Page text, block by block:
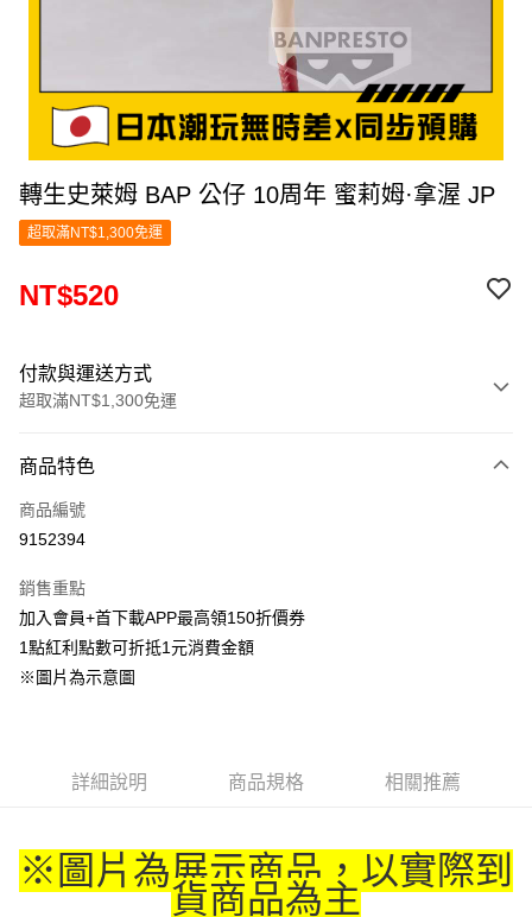
轉生史萊姆 BAP 公仔 10周年 蜜莉姆·拿渥 JP
超取滿NT$1,300免運
NT$520
付款與運送方式
超取滿NT$1,300免運
信用卡一次付款
超商取貨付款
Apple Pay
悠遊付
貨到付款
運送方式
全家取貨付款
商品特色
商品編號
9152394
銷售重點
加入會員+首下載APP最高領150折價券
1點紅利點數可折抵1元消費金額
※圖片為示意圖
詳細說明 商品規格 相關推薦
※圖片為展示商品，以實際到
貨商品為主